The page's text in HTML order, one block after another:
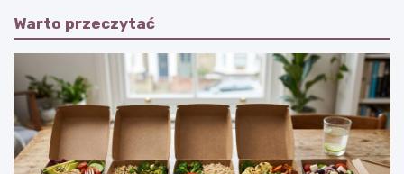
Warto przeczytać